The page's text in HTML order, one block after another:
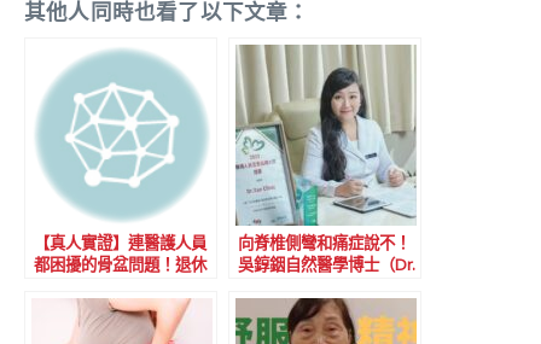
其他人同時也看了以下文章：
【真人實證】連醫護人員
都困擾的骨盆問題！退休
從十分鐘走到一小時！
向脊椎側彎和痛症說不！
吳錞銦自然醫學博士（Dr.
醫學技術，幫助患者重拾
健康主導權